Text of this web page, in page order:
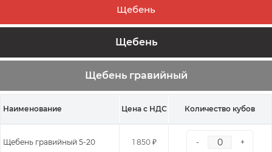
Щебень
Щебень
Щебень гравийный
Наименование Цена с НДС Количество кубов
Щебень гравийный 5-20 1 850 ₽ - +